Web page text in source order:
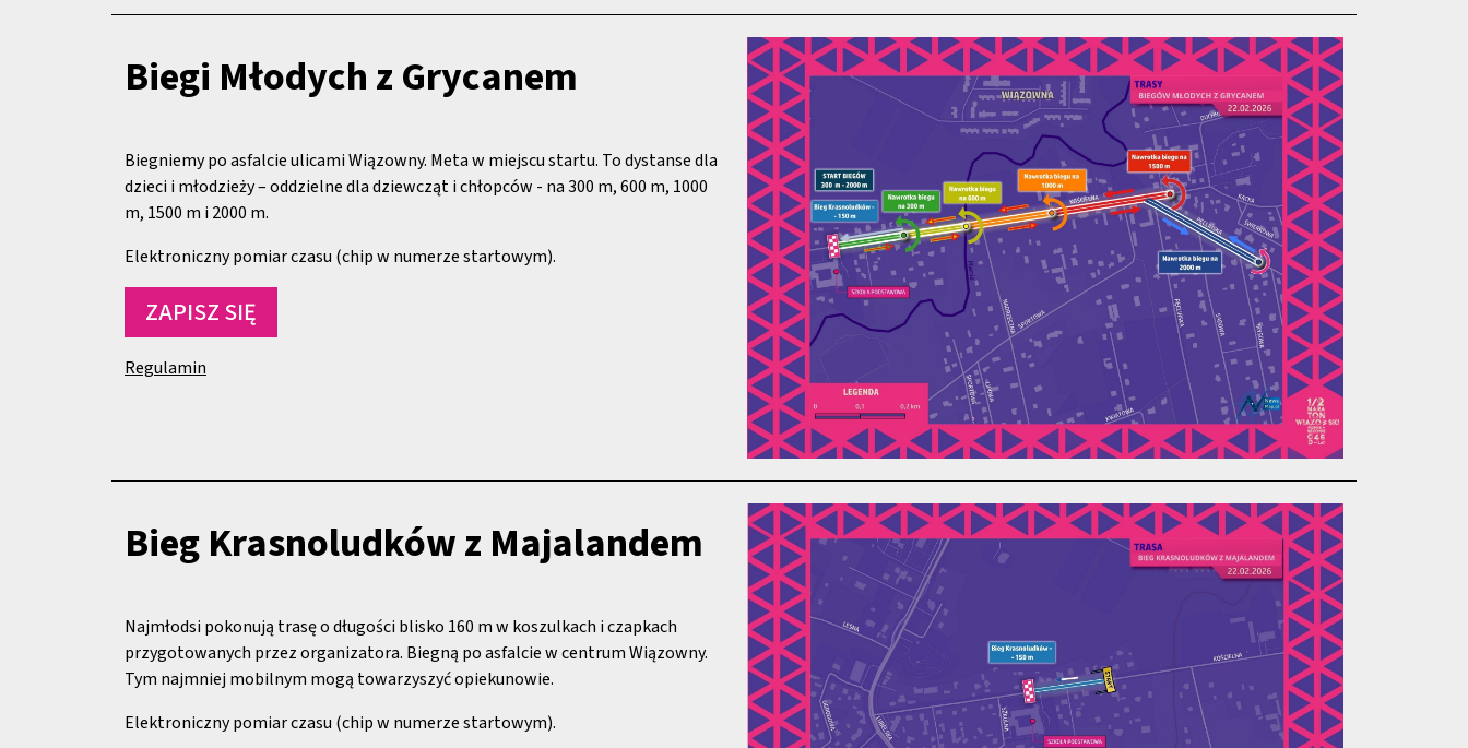
Biegi Młodych z Grycanem
Biegniemy po asfalcie ulicami Wiązowny. Meta w miejscu startu. To dystanse dla
dzieci i młodzieży – oddzielne dla dziewcząt i chłopców - na 300 m, 600 m, 1000
m, 1500 m i 2000 m.
Elektroniczny pomiar czasu (chip w numerze startowym).
ZAPISZ SIĘ
Regulamin
Bieg Krasnoludków z Majalandem
Najmłodsi pokonują trasę o długości blisko 160 m w koszulkach i czapkach
przygotowanych przez organizatora. Biegną po asfalcie w centrum Wiązowny.
Tym najmniej mobilnym mogą towarzyszyć opiekunowie.
Elektroniczny pomiar czasu (chip w numerze startowym).